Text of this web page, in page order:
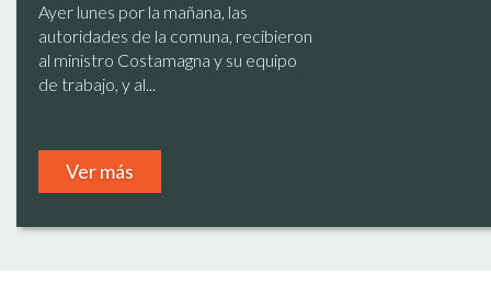
Ayer lunes por la mañana, las
autoridades de la comuna, recibieron
al ministro Costamagna y su equipo
de trabajo, y al...
Ver más